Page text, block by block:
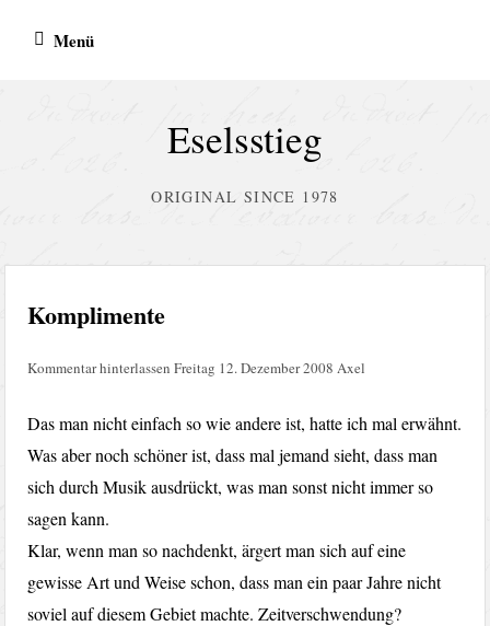
Inhalt Menü
Eselsstieg
ORIGINAL SINCE 1978
Komplimente
Kommentar hinterlassen Freitag 12. Dezember 2008 Axel
Das man nicht einfach so wie andere ist, hatte ich mal erwähnt.
Was aber noch schöner ist, dass mal jemand sieht, dass man
sich durch Musik ausdrückt, was man sonst nicht immer so
sagen kann.
Klar, wenn man so nachdenkt, ärgert man sich auf eine
gewisse Art und Weise schon, dass man ein paar Jahre nicht
soviel auf diesem Gebiet machte. Zeitverschwendung?